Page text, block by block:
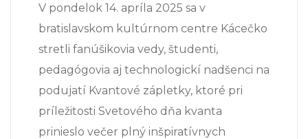
V pondelok 14. apríla 2025 sa v
bratislavskom kultúrnom centre Kácečko
stretli fanúšikovia vedy, študenti,
pedagógovia aj technologickí nadšenci na
podujatí Kvantové zápletky, ktoré pri
príležitosti Svetového dňa kvanta
prinieslo večer plný inšpiratívnych